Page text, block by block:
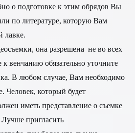
о подготовке к этим обрядов Вы
по литературе, которую Вам
лавке.
она разрешена не во всех
венчанию обязательно уточните
В любом случае, Вам необходимо
Человек, который будет
иметь представление о съемке
пригласить